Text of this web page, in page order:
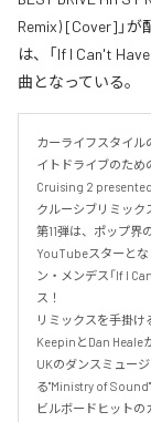
Remix) [Cover]」
は、「If I Can't
曲となっている。
カーライフスタイル
イトドライブのため
Cruising 2 presented
クルーシブリミック
第11弾は、ポップ界
YouTubeスターと
ン・メンデス「If I
ス！
リミックスを手掛
KeepinとDan Heale
UKのダンスミュー
る"Ministry of
ビルボードヒットの